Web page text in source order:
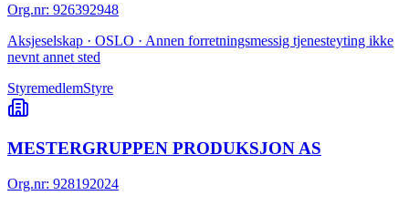
Org.nr: 926392948
Aksjeselskap · OSLO · Annen forretningsmessig tjenesteyting ikke
nevnt annet sted
StyremedlemStyre
MESTERGRUPPEN PRODUKSJON AS
Org.nr: 928192024